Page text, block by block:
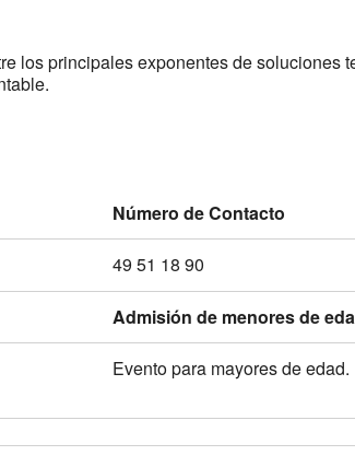
los principales exponentes de
Número de Contacto
49 51 18 90
Admisión de menores de
Evento para mayores de edad.